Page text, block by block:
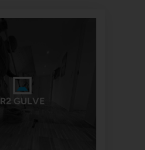
R2 GULVE